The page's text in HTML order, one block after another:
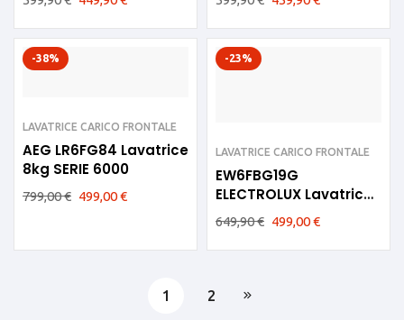
-38%
LAVATRICE CARICO FRONTALE
AEG LR6FG84 Lavatrice
8kg SERIE 6000
799,00€ 499,00€
-23%
LAVATRICE CARICO FRONTALE
EW6FBG19G
ELECTROLUX Lavatrice
9 kg 1400giri A
649,90€ 499,00€
1 2